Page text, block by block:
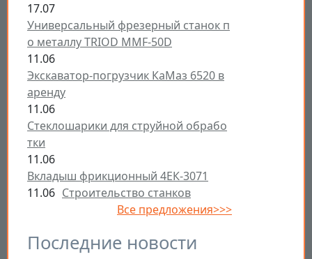
17.07
Универсальный фрезерный станок п
о металлу TRIOD MMF-50D
11.06
Экскаватор-погрузчик КаМаз 6520 в
аренду
11.06
Стеклошарики для струйной обрабо
тки
11.06
Вкладыш фрикционный 4ЕК-3071
11.06 Строительство станков
Все предложения>>>
Последние новости